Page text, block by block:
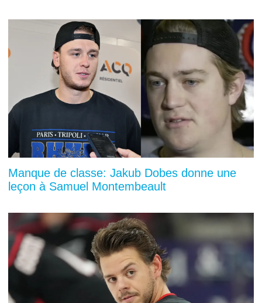
Manque de classe: Jakub Dobes donne une
leçon à Samuel Montembeault